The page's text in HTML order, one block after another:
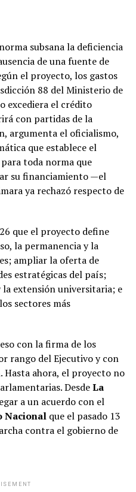
subsana la deficiencia
de una fuente de
el proyecto, los gastos
88 del Ministerio de
excediera el crédito
con partidas de la
argumenta el oficialismo,
que establece el
toda norma que
su financiamiento —el
ya rechazó respecto de
que el proyecto define
la permanencia y la
ampliar la oferta de
estratégicas del país;
extensión universitaria; e
sectores más
con la firma de los
rango del Ejecutivo y con
Hasta ahora, el proyecto no
DesdeLa
a un acuerdo con el
Nacional que el pasado 13
contra el gobierno de